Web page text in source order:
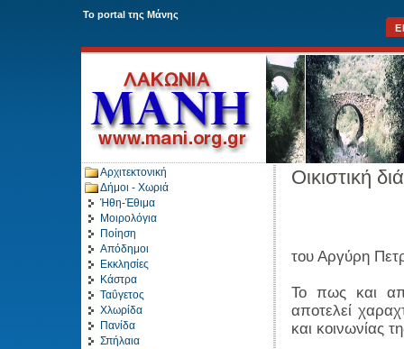
To portal της Μάνης
Αρχιτεκτονική
Δήμοι - Χωριά
Ήθη-Έθιμα
Μοιρολόγια
Ποίηση
Απόδημοι
Εκκλησίες
Κάστρα
Ταΰγετος
Χλωρίδα
Πανίδα
Σπήλαια
Οικιστική
του Αργύρη
Το πως και
αποτελεί
και κοινωνίας